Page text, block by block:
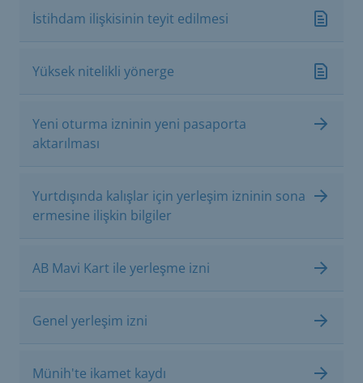
İstihdam ilişkisinin teyit edilmesi
Yüksek nitelikli yönerge
Yeni oturma izninin yeni pasaporta
aktarılması
Yurtdışında kalışlar için yerleşim izninin sona
ermesine ilişkin bilgiler
AB Mavi Kart ile yerleşme izni
Genel yerleşim izni
Münih'te ikamet kaydı